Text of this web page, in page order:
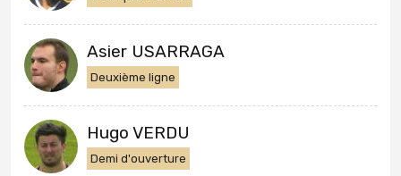
Asier USARRAGA
Deuxième ligne
Hugo VERDU
Demi d'ouverture